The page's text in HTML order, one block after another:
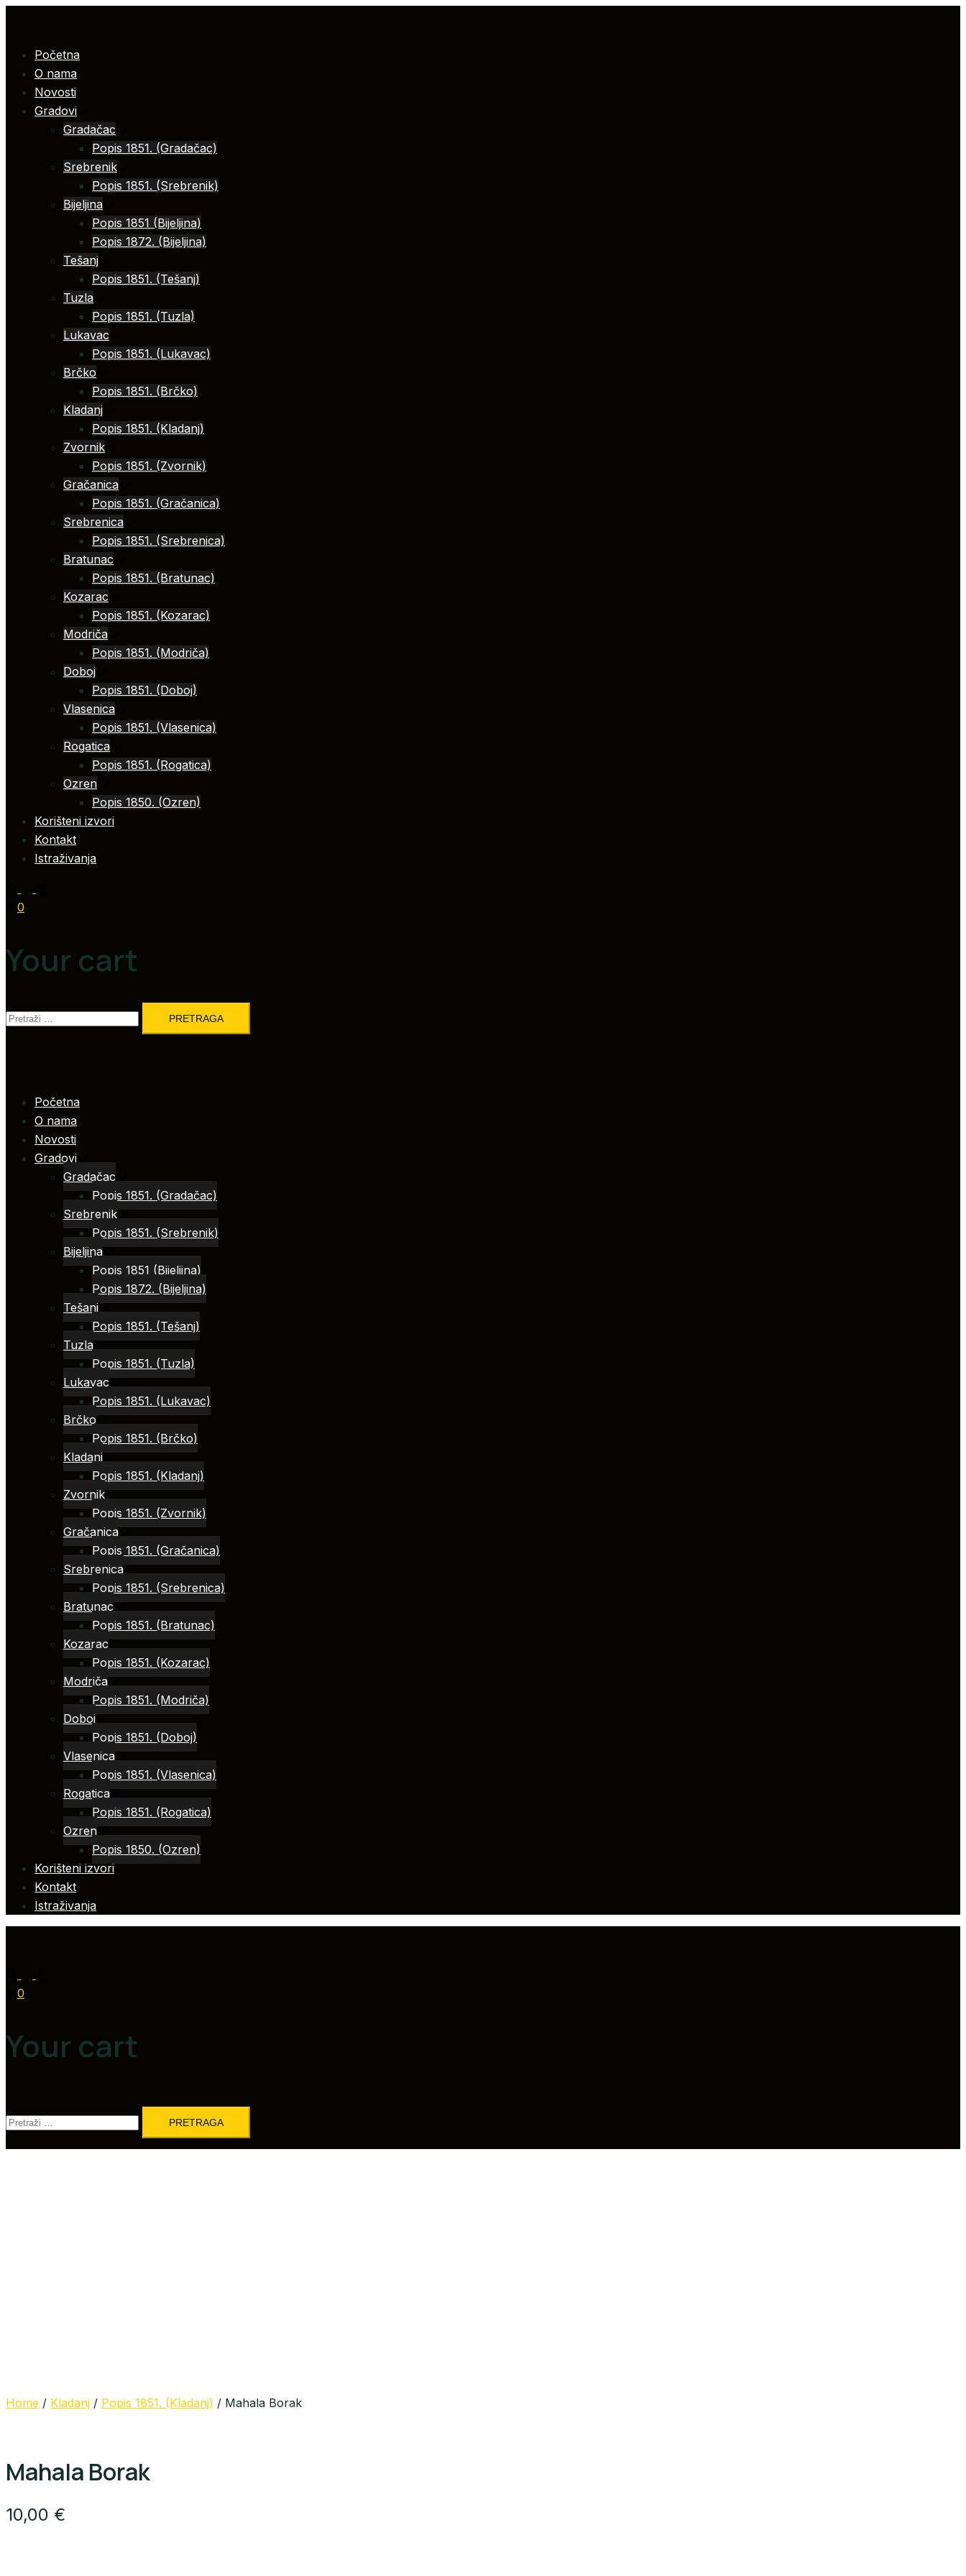
contentPočetna
O nama
Novosti
Gradovi
Gradačac
Popis 1851. (Gradačac)
Srebrenik
Popis 1851. (Srebrenik)
Bijeljina
Popis 1851 (Bijeljina)
Popis 1872. (Bijeljina)
Tešanj
Popis 1851. (Tešanj)
Tuzla
Popis 1851. (Tuzla)
Lukavac
Popis 1851. (Lukavac)
Brčko
Popis 1851. (Brčko)
Kladanj
Popis 1851. (Kladanj)
Zvornik
Popis 1851. (Zvornik)
Gračanica
Popis 1851. (Gračanica)
Srebrenica
Popis 1851. (Srebrenica)
Bratunac
Popis 1851. (Bratunac)
Kozarac
Popis 1851. (Kozarac)
Modriča
Popis 1851. (Modriča)
Doboj
Popis 1851. (Doboj)
Vlasenica
Popis 1851. (Vlasenica)
Rogatica
Popis 1851. (Rogatica)
Ozren
Popis 1850. (Ozren)
Korišteni izvori
Kontakt
Istraživanja
0
Your cart
Pretraga:
Početna
O nama
Novosti
Gradovi
Gradačac
Popis 1851. (Gradačac)
Srebrenik
Popis 1851. (Srebrenik)
Bijeljina
Popis 1851 (Bijeljina)
Popis 1872. (Bijeljina)
Tešanj
Popis 1851. (Tešanj)
Tuzla
Popis 1851. (Tuzla)
Lukavac
Popis 1851. (Lukavac)
Brčko
Popis 1851. (Brčko)
Kladanj
Popis 1851. (Kladanj)
Zvornik
Popis 1851. (Zvornik)
Gračanica
Popis 1851. (Gračanica)
Srebrenica
Popis 1851. (Srebrenica)
Bratunac
Popis 1851. (Bratunac)
Kozarac
Popis 1851. (Kozarac)
Modriča
Popis 1851. (Modriča)
Doboj
Popis 1851. (Doboj)
Vlasenica
Popis 1851. (Vlasenica)
Rogatica
Popis 1851. (Rogatica)
Ozren
Popis 1850. (Ozren)
Korišteni izvori
Kontakt
Istraživanja
0
Your cart
Pretraga:
Home / Kladanj / Popis 1851. (Kladanj) / Mahala Borak
Mahala Borak
10,00 €